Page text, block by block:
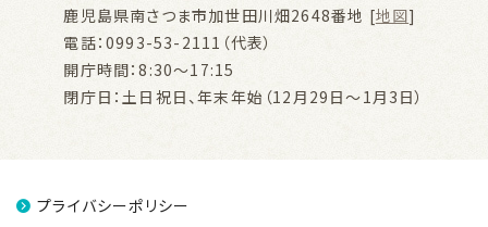
鹿児島県南さつま市加世田川畑2648番地 [地図]
電話：0993-53-2111（代表）
開庁時間：8:30～17:15
閉庁日：土日祝日、年末年始（12月29日～1月3日）
プライバシーポリシー